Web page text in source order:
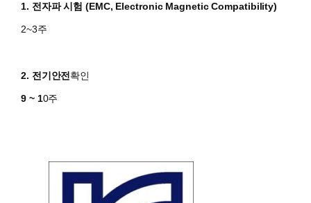
1. 전자파 시험 (EMC, Electronic Magnetic Compatibility)
2~3주
2. 전기안전 확인
9 ~ 10주